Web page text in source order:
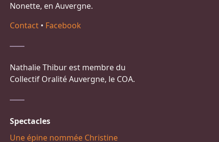
Nonette, en Auvergne.
Contact • Facebook
Nathalie Thibur est membre du
Collectif Oralité Auvergne, le COA.
Spectacles
Une épine nommée Christine